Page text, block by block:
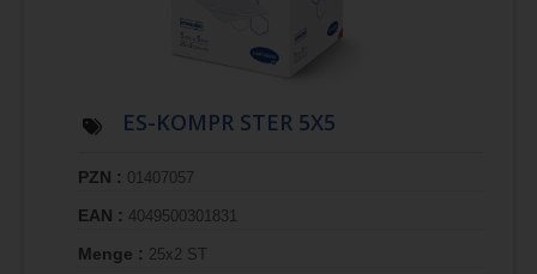
ES-KOMPR STER 5X5
PZN : 01407057
EAN : 4049500301831
Menge : 25x2 ST